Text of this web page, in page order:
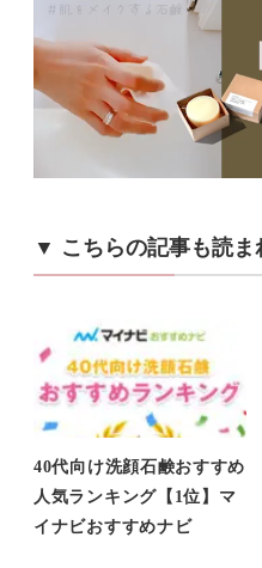
▼ こちらの記事も読ま
40代向け洗顔石鹸おすすめ
人気ランキング【1位】マ
イナビおすすめナビ